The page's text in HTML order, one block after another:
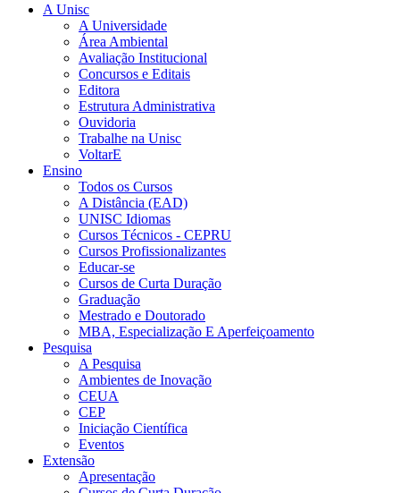
A Unisc
A Universidade
Área Ambiental
Avaliação Institucional
Concursos e Editais
Editora
Estrutura Administrativa
Ouvidoria
Trabalhe na Unisc
VoltarE
Ensino
Todos os Cursos
A Distância (EAD)
UNISC Idiomas
Cursos Técnicos - CEPRU
Cursos Profissionalizantes
Educar-se
Cursos de Curta Duração
Graduação
Mestrado e Doutorado
MBA, Especialização E Aperfeiçoamento
Pesquisa
A Pesquisa
Ambientes de Inovação
CEUA
CEP
Iniciação Científica
Eventos
Extensão
Apresentação